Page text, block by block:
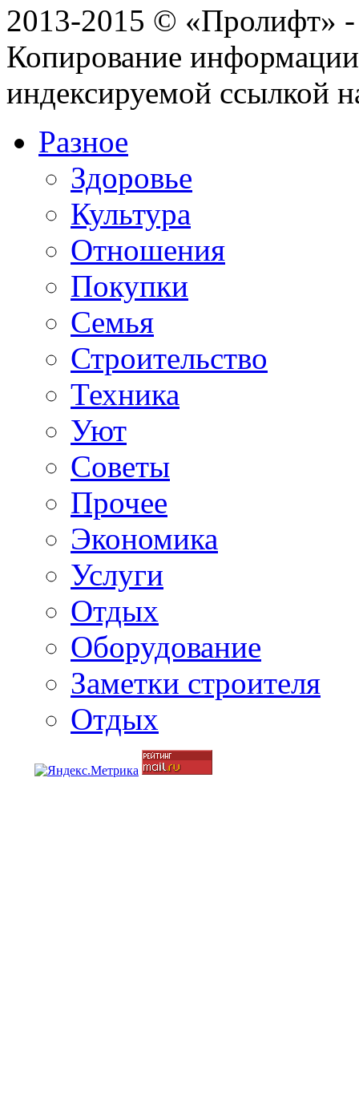
2013-2015 © «Пролифт» -
Копирование информации
индексируемой ссылкой
Разное
Здоровье
Культура
Отношения
Покупки
Семья
Строительство
Техника
Уют
Советы
Прочее
Экономика
Услуги
Отдых
Оборудование
Заметки строителя
Отдых